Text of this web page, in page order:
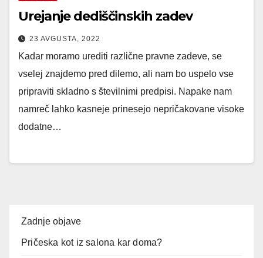
Urejanje dediščinskih zadev
23 AVGUSTA, 2022
Kadar moramo urediti različne pravne zadeve, se
vselej znajdemo pred dilemo, ali nam bo uspelo vse
pripraviti skladno s številnimi predpisi. Napake nam
namreč lahko kasneje prinesejo nepričakovane visoke
dodatne…
Zadnje objave
Pričeska kot iz salona kar doma?